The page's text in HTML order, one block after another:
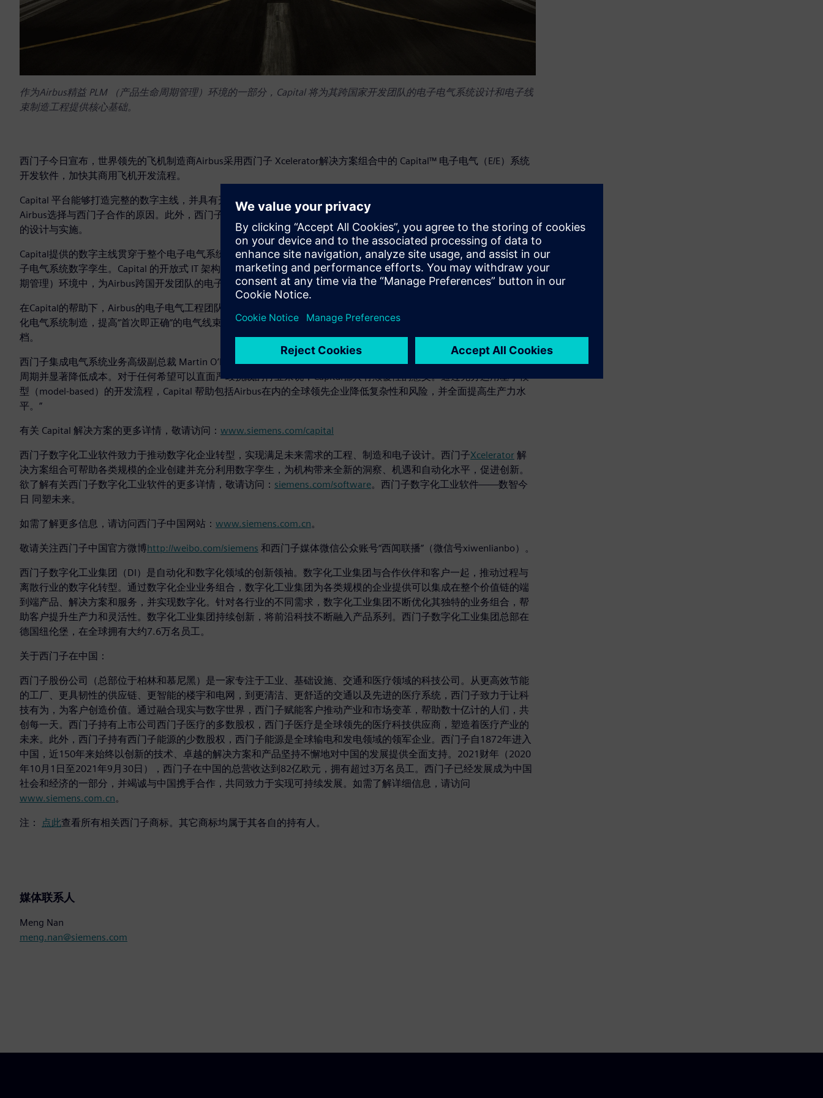
作为Airbus精益 PLM （产品生命周期管理）环境的一部分，Capital 将为其跨国家开发团队的电子电气系统设计和电子线
束制造工程提供核心基础。
西门子今日宣布，世界领先的飞机制造商Airbus采用西门子 Xcelerator解决方案组合中的 Capital™ 电子电气（E/E）系统
开发软件，加快其商用飞机开发流程。
Capital 平台能够打造完整的数字主线，并具有开放性特点，有助于在更广泛的工程企业内实现集成，而这些能力正是
Airbus选择与西门子合作的原因。此外，西门子还向Airbus提供有保障的技术咨询和支持服务，以助其进一步加快新流程
的设计与实施。
Capital提供的数字主线贯穿于整个电子电气系统开发、制造和运行生命周期，可以实现真正意义上的、受配置控制的电
子电气系统数字孪生。Capital 的开放式 IT 架构和多领域集成能够使其简单直接地部署于Airbus的精益PLM（产品生命周
期管理）环境中，为Airbus跨国开发团队的电子电气系统设计和电子线束制造工程提供核心基础。
在Capital的帮助下，Airbus的电子电气工程团队将能够在高度统一的设计环境中实现协同，从而加快产品开发速度，优
化电气系统制造，提高“首次即正确”的电气线束质量，并增强供应链集成，最终生成架构优化的设计方案、布线和服务文
档。
西门子集成电气系统业务高级副总裁 Martin O’Brien 表示：“Capital 能够帮助客户在电气领域实现数字连续性，缩短开发
周期并显著降低成本。对于任何希望可以直面严峻挑战的行业来说，Capital都具有颠覆性的意义。通过充分运用基于模
型（model-based）的开发流程，Capital 帮助包括Airbus在内的全球领先企业降低复杂性和风险，并全面提高生产力水
平。”
有关 Capital 解决方案的更多详情，敬请访问： www.siemens.com/capital
西门子数字化工业软件致力于推动数字化企业转型，实现满足未来需求的工程、制造和电子设计。西门子Xcelerator 解
决方案组合可帮助各类规模的企业创建并充分利用数字孪生，为机构带来全新的洞察、机遇和自动化水平，促进创新。
欲了解有关西门子数字化工业软件的更多详情，敬请访问： siemens.com/software。西门子数字化工业软件——数智今
日 同塑未来。
如需了解更多信息，请访问西门子中国网站： www.siemens.com.cn。
敬请关注西门子中国官方微博http://weibo.com/siemens 和西门子媒体微信公众账号“西闻联播”（微信号xiwenlianbo）。
西门子数字化工业集团（DI）是自动化和数字化领域的创新领袖。数字化工业集团与合作伙伴和客户一起，推动过程与
离散行业的数字化转型。通过数字化企业业务组合，数字化工业集团为各类规模的企业提供可以集成在整个价值链的端
到端产品、解决方案和服务，并实现数字化。针对各行业的不同需求，数字化工业集团不断优化其独特的业务组合，帮
助客户提升生产力和灵活性。数字化工业集团持续创新，将前沿科技不断融入产品系列。西门子数字化工业集团总部在
德国纽伦堡，在全球拥有大约7.6万名员工。
关于西门子在中国：
西门子股份公司（总部位于柏林和慕尼黑）是一家专注于工业、基础设施、交通和医疗领域的科技公司。从更高效节能
的工厂、更具韧性的供应链、更智能的楼宇和电网，到更清洁、更舒适的交通以及先进的医疗系统，西门子致力于让科
技有为，为客户创造价值。通过融合现实与数字世界，西门子赋能客户推动产业和市场变革，帮助数十亿计的人们，共
创每一天。西门子持有上市公司西门子医疗的多数股权，西门子医疗是全球领先的医疗科技供应商，塑造着医疗产业的
未来。此外，西门子持有西门子能源的少数股权，西门子能源是全球输电和发电领域的领军企业。西门子自1872年进入
中国，近150年来始终以创新的技术、卓越的解决方案和产品坚持不懈地对中国的发展提供全面支持。2021财年（2020
年10月1日至2021年9月30日），西门子在中国的总营收达到82亿欧元，拥有超过3万名员工。西门子已经发展成为中国
社会和经济的一部分，并竭诚与中国携手合作，共同致力于实现可持续发展。如需了解详细信息，请访问
www.siemens.com.cn。
注： 点此查看所有相关西门子商标。其它商标均属于其各自的持有人。
媒体联系人
Meng Nan
meng.nan@siemens.com